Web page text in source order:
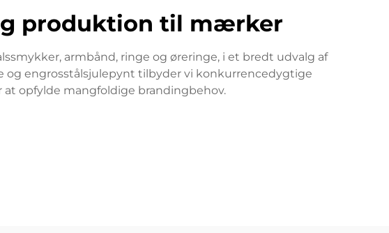
produktion til mærker
armbånd, ringe og øreringe, i et bredt udvalg af
og engrosstålsjulepynt tilbyder vi konkurrencedygtige
at opfylde mangfoldige brandingbehov.